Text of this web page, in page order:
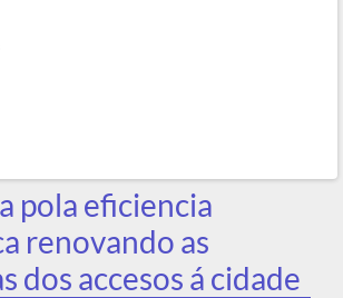
pola eficiencia
renovando as
dos accesos á cidade